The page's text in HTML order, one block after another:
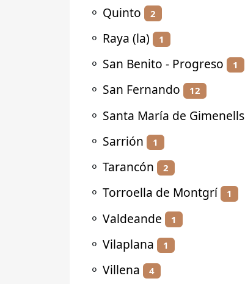
⚬ Quinto 2
⚬ Raya (la) 1
⚬ San Benito - Progreso 1
⚬ San Fernando 12
⚬ Santa María de Gimenells
⚬ Sarrión 1
⚬ Tarancón 2
⚬ Torroella de Montgrí 1
⚬ Valdeande 1
⚬ Vilaplana 1
⚬ Villena 4